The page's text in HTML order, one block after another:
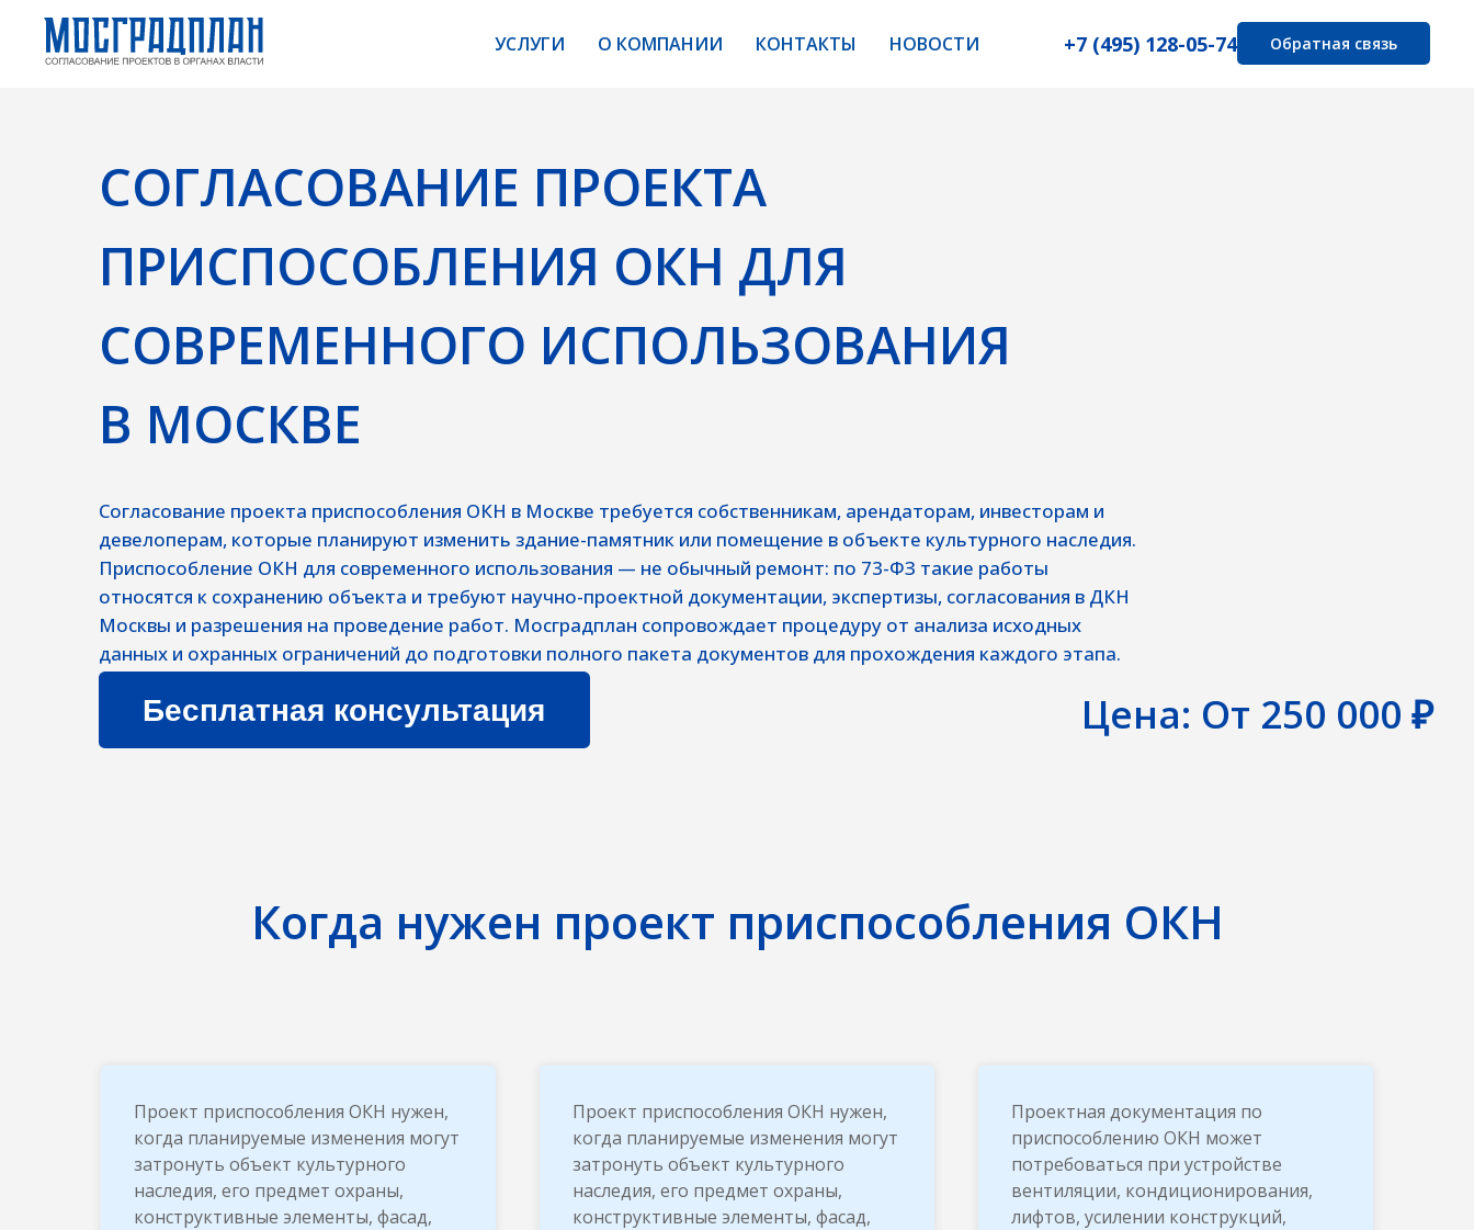
УСЛУГИ О КОМПАНИИ КОНТАКТЫ НОВОСТИ +7 (495) 128-05-74 Обратная связь
СОГЛАСОВАНИЕ ПРОЕКТА
ПРИСПОСОБЛЕНИЯ ОКН ДЛЯ
СОВРЕМЕННОГО ИСПОЛЬЗОВАНИЯ
В МОСКВЕ
Цена: От 250 000 ₽
Приспособление ОКН для современного использования — не обычный ремонт: по 73-ФЗ такие работы
относятся к сохранению объекта и требуют научно-проектной документации, экспертизы, согласования в ДКН
Москвы и разрешения на проведение работ. Мосградплан сопровождает процедуру от анализа исходных
данных и охранных ограничений до подготовки полного пакета документов для прохождения каждого этапа.
Бесплатная консультация
Когда нужен проект приспособления ОКН
Проект приспособления ОКН нужен,
когда планируемые изменения могут
затронуть объект культурного
наследия, его предмет охраны,
конструктивные элементы, фасад,
Проект приспособления ОКН нужен,
когда планируемые изменения могут
затронуть объект культурного
наследия, его предмет охраны,
конструктивные элементы, фасад,
Проектная документация по
приспособлению ОКН может
потребоваться при устройстве
вентиляции, кондиционирования,
лифтов, усилении конструкций,